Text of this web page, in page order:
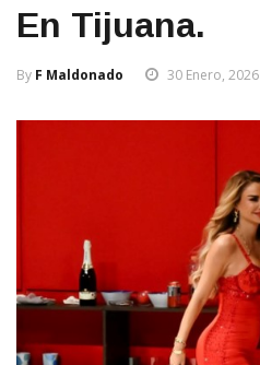
En Tijuana.
By F Maldonado 30 Enero, 2026